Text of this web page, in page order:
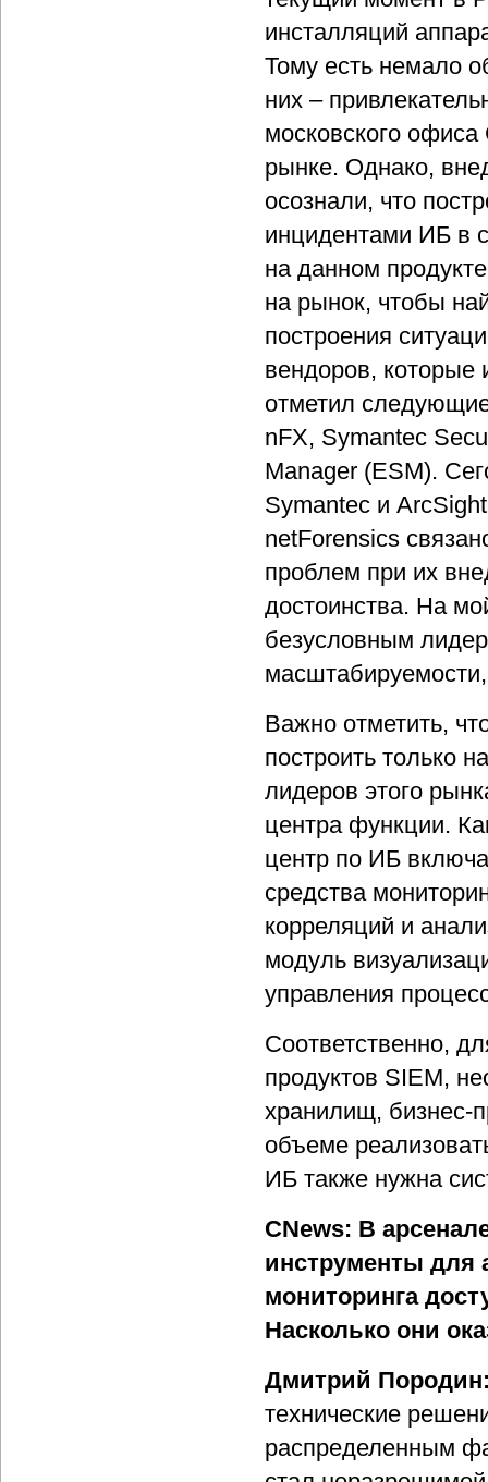
инсталляций
Тому есть немало
них –
московского
рынке. Однако,
осознали, что
инцидентами ИБ в
на данном
на рынок, чтобы
построения
вендоров,
отметил
nFX, Symantec
Manager (ESM).
Symantec и
netForensics
проблем при их
достоинства. На
безусловным
масштабируемости,
Важно отметить,
построить только
лидеров этого
центра функции.
центр по ИБ
средства
корреляций и
модуль
управления
Соответственно,
продуктов SIEM,
хранилищ, бизнес-
объеме
ИБ также нужна
CNews: В
инструменты для
мониторинга
Насколько они
Дмитрий
технические
распределенным